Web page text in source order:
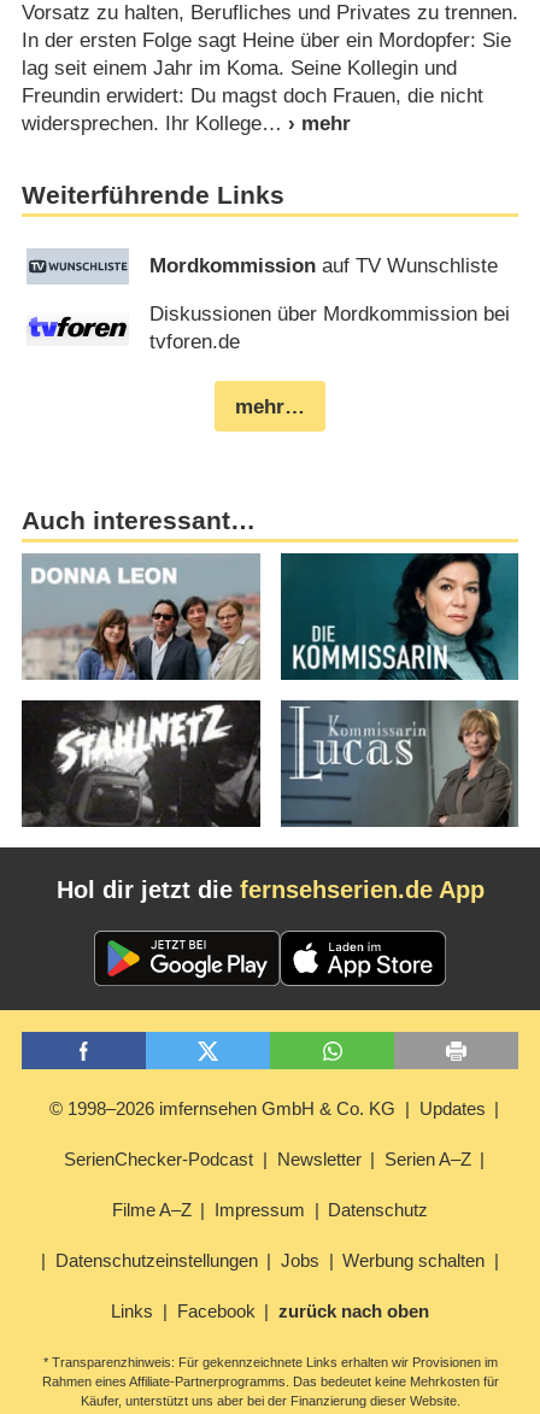
Vorsatz zu halten, Berufliches und Privates zu trennen.
In der ersten Folge sagt Heine über ein Mordopfer: Sie
lag seit einem Jahr im Koma. Seine Kollegin und
Freundin erwidert: Du magst doch Frauen, die nicht
widersprechen. Ihr Kollege
Weiterführende Links
Mordkommission auf TV Wunschliste
Diskussionen über Mordkommission bei
tvforen.de
mehr…
Auch interessant…
Hol dir jetzt die fernsehserien.de App
© 1998–2026 imfernsehen GmbH & Co. KG Updates
SerienChecker-Podcast Newsletter Serien A–Z
Filme A–Z Impressum Datenschutz
Datenschutzeinstellungen Jobs Werbung schalten
Links Facebook zurück nach oben
* Transparenzhinweis: Für gekennzeichnete Links erhalten wir Provisionen im
Rahmen eines Affiliate-Partnerprogramms. Das bedeutet keine Mehrkosten für
Käufer, unterstützt uns aber bei der Finanzierung dieser Website.